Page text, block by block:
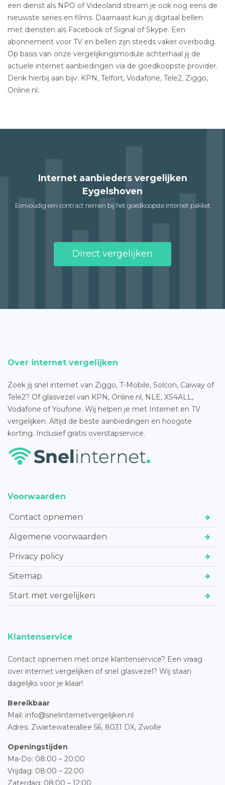
een dienst als NPO of Videoland stream je ook nog eens de
nieuwste series en films. Daarnaast kun jij digitaal bellen
met diensten als Facebook of Signal of Skype. Een
abonnement voor TV en bellen zijn steeds vaker overbodig.
Op basis van onze vergelijkingsmodule achterhaal jij de
actuele internet aanbiedingen via de goedkoopste provider.
Denk hierbij aan bijv. KPN, Telfort, Vodafone, Tele2, Ziggo,
Online.nl.
Internet aanbieders vergelijken
Eygelshoven
Eenvoudig een contract nemen bij het goedkoopste internet pakket
Direct vergelijken
Over internet vergelijken
Zoek jij snel internet van Ziggo, T-Mobile, Solcon, Caiway of
Tele2? Of glasvezel van KPN, Online.nl, NLE, XS4ALL,
Vodafone of Youfone. Wij helpen je met Internet en TV
vergelijken. Altijd de beste aanbiedingen en hoogste
korting. Inclusief gratis overstapservice.
Voorwaarden
Contact opnemen
Algemene voorwaarden
Privacy policy
Sitemap
Start met vergelijken
Klantenservice
Contact opnemen met onze klantenservice? Een vraag
over internet vergelijken of snel glasvezel? Wij staan
dagelijks voor je klaar!
Bereikbaar
Mail: info@snelinternetvergelijken.nl
Adres: Zwartewaterallee 56, 8031 DX, Zwolle
Openingstijden
Ma-Do: 08:00 – 20:00
Vrijdag: 08:00 – 22:00
Zaterdag: 08:00 – 12:00